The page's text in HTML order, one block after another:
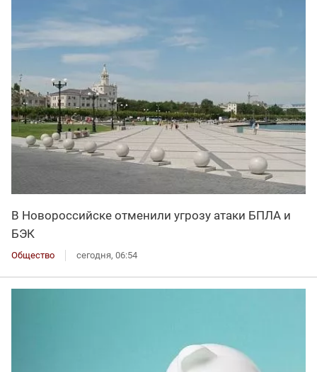
В Новороссийске отменили угрозу атаки БПЛА и
БЭК
Общество сегодня, 06:54